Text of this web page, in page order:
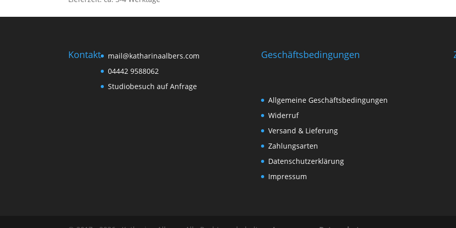
Kontakt
mail@katharinaalbers.com
04442 9588062
Studiobesuch auf Anfrage
Geschäftsbedingungen
Allgemeine Geschäftsbedingungen
Widerruf
Versand & Lieferung
Zahlungsarten
Datenschutzerklärung
Impressum